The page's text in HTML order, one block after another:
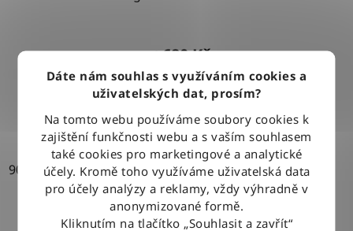
Dáte nám souhlas s využíváním cookies a
uživatelských dat, prosím?
Na tomto webu používáme soubory cookies k
zajištění funkčnosti webu a s vaším souhlasem
také cookies pro marketingové a analytické
účely. Kromě toho využíváme uživatelská data
pro účely analýzy a reklamy, vždy výhradně v
anonymizované formě.
Kliknutím na tlačítko „Souhlasit a zavřít“
od680 Kč
DETAIL
90 95 100 105 110 115